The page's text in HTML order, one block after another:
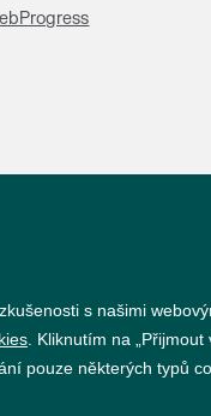
s našimi
. Kliknutím na
pouze některých typů